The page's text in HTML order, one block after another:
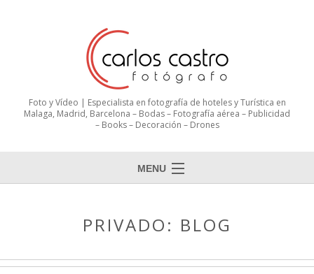
Foto y Vídeo | Especialista en fotografía de hoteles y Turística en
Malaga, Madrid, Barcelona – Bodas – Fotografía aérea – Publicidad
– Books – Decoración – Drones
MENU
PRIVADO: BLOG